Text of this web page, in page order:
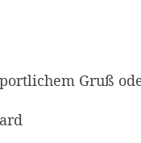
Gruß